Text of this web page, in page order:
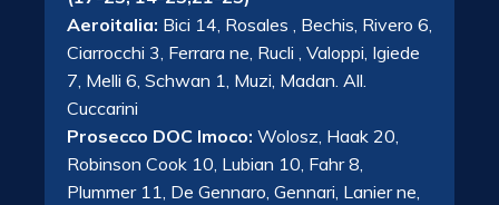
Aeroitalia: Bici 14, Rosales , Bechis, Rivero 6,
Ciarrocchi 3, Ferrara ne, Rucli , Valoppi, Igiede
7, Melli 6, Schwan 1, Muzi, Madan. All.
Cuccarini
Prosecco DOC Imoco: Wolosz, Haak 20,
Robinson Cook 10, Lubian 10, Fahr 8,
Plummer 11, De Gennaro, Gennari, Lanier ne,